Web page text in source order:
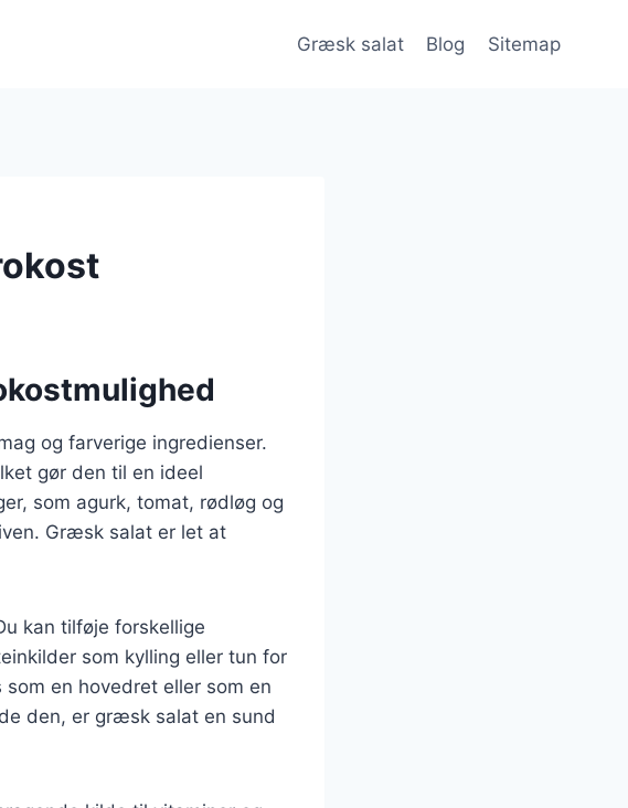
Græsk salat Blog Sitemap
og farverige ingredienser.
gør den til en ideel
som agurk, tomat, rødløg og
Græsk salat er let at
kan tilføje forskellige
som kylling eller tun for
en hovedret eller som en
den, er græsk salat en sund